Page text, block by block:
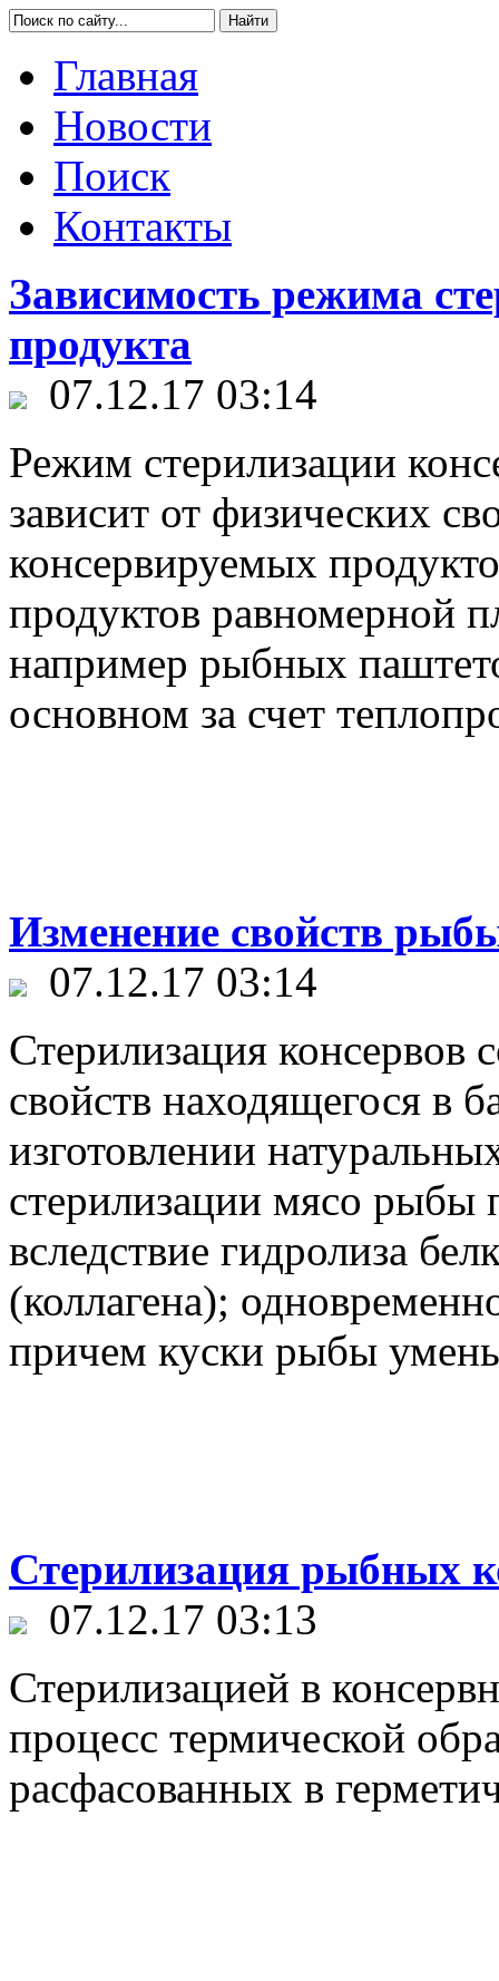
Главная
Новости
Поиск
Контакты
Зависимость режима
продукта
07.12.17 03:14
Режим стерилизации
зависит от физических
консервируемых
продуктов равномерной
например рыбных
основном за счет
Изменение свойств
07.12.17 03:14
Стерилизация консервов
свойств находящегося в
изготовлении
стерилизации мясо рыбы
вследствие гидролиза
(коллагена);
причем куски рыбы
Стерилизация рыбных
07.12.17 03:13
Стерилизацией в
процесс термической
расфасованных в